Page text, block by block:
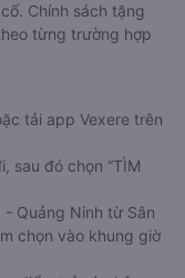
Chính sách tặng
từng trường hợp
tải app Vexere trên
sau đó chọn “TÌM
Quảng Ninh từ Sân
chọn vào khung giờ